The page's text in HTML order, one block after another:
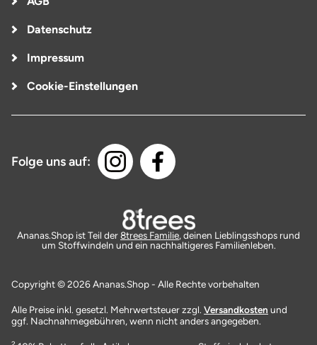
Datenschutz
Impressum
Cookie-Einstellungen
Folge uns auf:
Ananas.Shop ist Teil der8trees Familie, deinen Lieblingsshops rund
um Stoffwindeln und ein nachhaltigeres Familienleben.
Copyright © 2026 Ananas.Shop - Alle Rechte vorbehalten
Alle Preise inkl. gesetzl. Mehrwertsteuer zzgl. Versandkosten und
ggf. Nachnahmegebühren, wenn nicht anders angegeben.